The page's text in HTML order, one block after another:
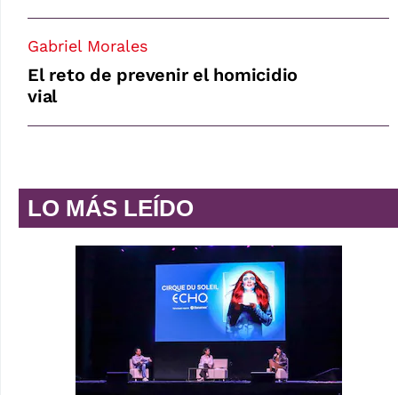
Gabriel Morales
El reto de prevenir el homicidio
vial
LO MÁS LEÍDO